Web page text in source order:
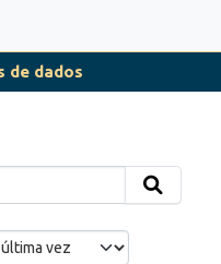
de dados